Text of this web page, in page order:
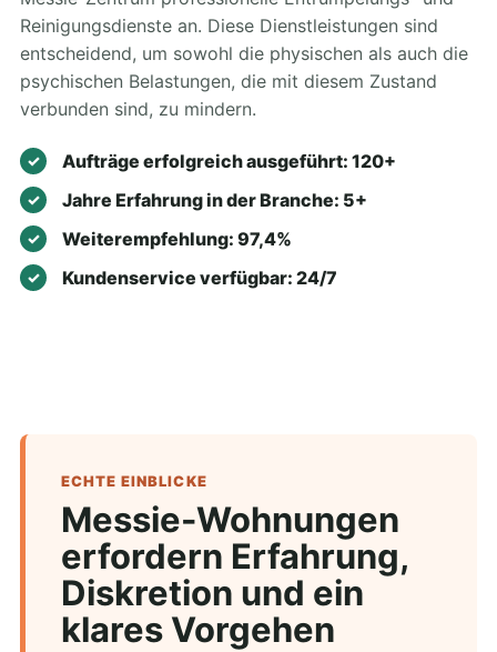
Reinigungsdienste an. Diese Dienstleistungen sind
entscheidend, um sowohl die physischen als auch die
psychischen Belastungen, die mit diesem Zustand
verbunden sind, zu mindern.
Aufträge erfolgreich ausgeführt: 120+
Jahre Erfahrung in der Branche: 5+
Weiterempfehlung: 97,4%
Kundenservice verfügbar: 24/7
ECHTE EINBLICKE
Messie-Wohnungen
erfordern Erfahrung,
Diskretion und ein
klares Vorgehen